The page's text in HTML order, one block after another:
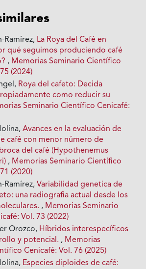
Ramírez, La Roya del Café en
qué seguimos produciendo café
, Memorias Seminario Científico
(2024)
Roya del cafeto: Decida
como reducir su
Seminario Científico Cenicafé:
Avances en la evaluación de
café con menor número de
del café (Hypothenemus
, Memorias Seminario Científico
(2020)
Ramírez,Variabilidad genetica de
una radiografia actual desde los
, Memorias Seminario
Vol. 73 (2022)
Orozco, Híbridos interespecíficos
y potencial. , Memorias
Cenicafé: Vol. 76 (2025)
Especies diploides de café: